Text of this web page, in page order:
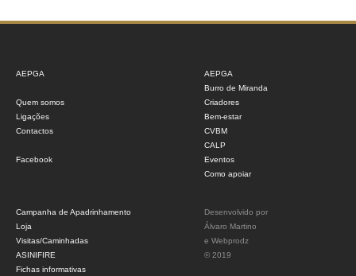
AEPGA
Quem somos
Ligações
Contactos
Facebook
AEPGA
Burro de Miranda
Criadores
Bem-estar
CVBM
CALP
Eventos
Como apoiar
Campanha de Apadrinhamento
Loja
Visitas/Caminhadas
ASINIFIRE
Fichas informativas
Desenvolvido por
Álvaro Martino
e Webprodz
© 2019